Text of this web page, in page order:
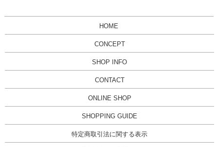
HOME
CONCEPT
SHOP INFO
CONTACT
ONLINE SHOP
SHOPPING GUIDE
特定商取引法に関する表示